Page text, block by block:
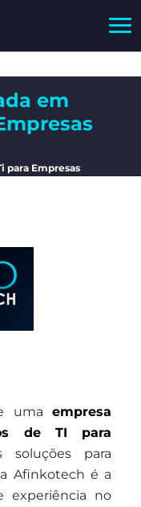
em
para Empresas
umaempresa
de TI para
soluções para
Afinkotech é a
experiência no